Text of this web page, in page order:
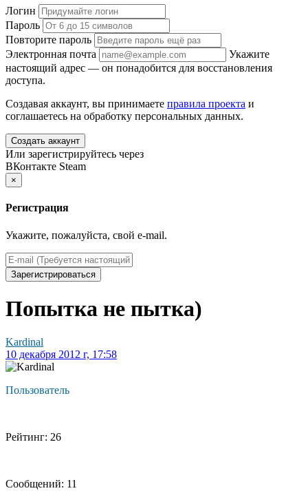
Логин
Пароль
Повторите пароль
Электронная почта
Укажите
настоящий адрес — он понадобится для восстановления
доступа.
Создавая аккаунт, вы принимаете правила проекта и
соглашаетесь на обработку персональных данных.
Создать аккаунт
Или зарегистрируйтесь через
ВКонтакте Steam
×
Регистрация
Укажите, пожалуйста, свой e-mail.
Зарегистрироваться
Попытка не пытка)
Kardinal
10 декабря 2012 г, 17:58
Пользователь
Рейтинг: 26
Сообщений: 11